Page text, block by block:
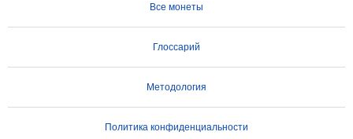
Все монеты
Глоссарий
Методология
Политика конфиденциальности